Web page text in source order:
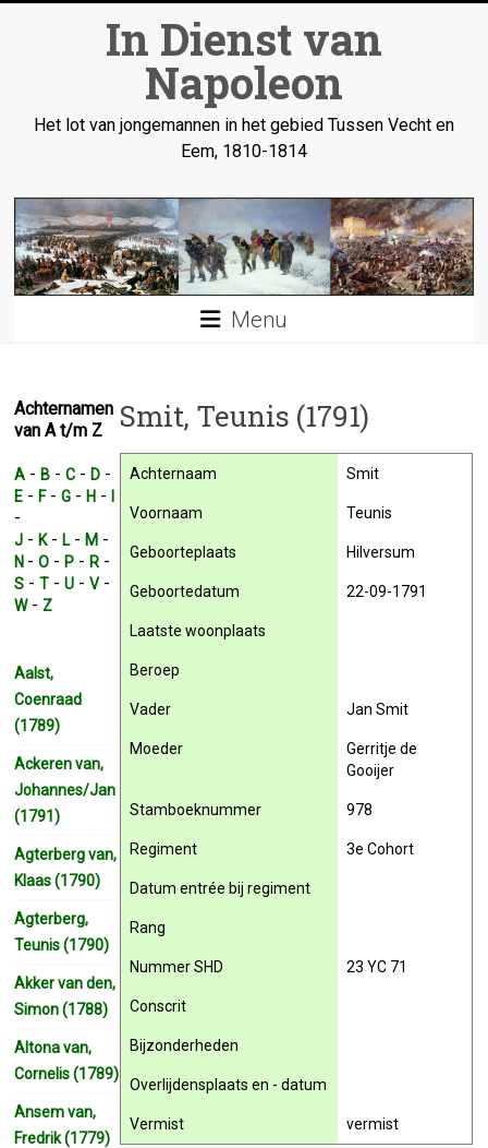
In Dienst van
Napoleon
Het lot van jongemannen in het gebied Tussen Vecht en
Eem, 1810-1814
Menu
Smit, Teunis (1791)
Achternaam Smit
Voornaam Teunis
Geboorteplaats Hilversum
Geboortedatum 22-09-1791
Laatste woonplaats
Beroep
Vader Jan Smit
Moeder
Gerritje de
Gooijer
Stamboeknummer 978
Regiment 3e Cohort
Datum entrée bij regiment
Rang
Nummer SHD 23 YC 71
Conscrit
Bijzonderheden
Overlijdensplaats en - datum
Vermist vermist
Achternamen
van A t/m Z
A -B -C -D -
E -F-G -H -
-
J -K-L-M -
N -O -P -R -
S -T -U -V-
W- Z
Aalst,
Coenraad
(1789)
Ackeren van,
Johannes/Jan
(1791)
Agterberg van,
Klaas (1790)
Agterberg,
Teunis (1790)
Akker van den,
Simon (1788)
Altona van,
Cornelis (1789)
Ansem van,
Fredrik (1779)